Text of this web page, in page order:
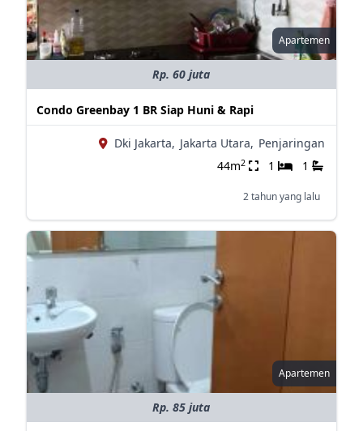
Apartemen
Rp. 60 juta
Condo Greenbay 1 BR Siap Huni & Rapi
Dki Jakarta, Jakarta Utara, Penjaringan
44m2 1 1
2 tahun yang lalu
Apartemen
Rp. 85 juta